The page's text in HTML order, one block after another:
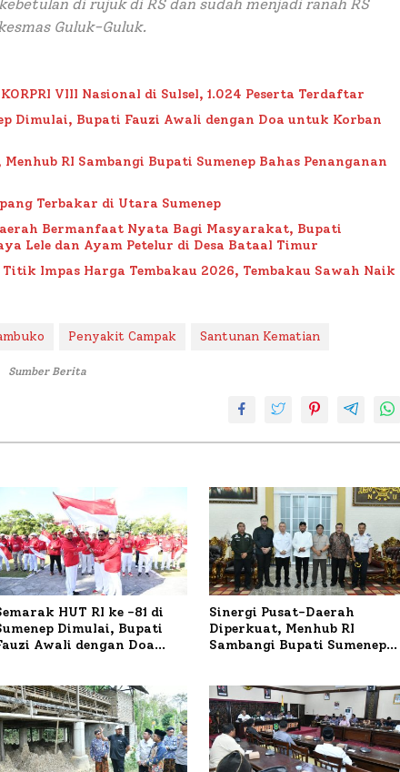
di rujuk di RS dan sudah menjadi ranah RS
Guluk-Guluk.
VIII Nasional di Sulsel, 1.024 Peserta Terdaftar
Dimulai, Bupati Fauzi Awali dengan Doa untuk Korban
RI Sambangi Bupati Sumenep Bahas Penanganan
Terbakar di Utara Sumenep
Bermanfaat Nyata Bagi Masyarakat, Bupati
Lele dan Ayam Petelur di Desa Bataal Timur
Titik Impas Harga Tembakau 2026, Tembakau Sawah Naik
Penyakit Campak Santunan Kematian
Sumber Berita
HUT RI ke -81 di
Dimulai, Bupati
Awali dengan Doa
Sinergi Pusat-Daerah
Diperkuat, Menhub RI
Sambangi Bupati Sumenep